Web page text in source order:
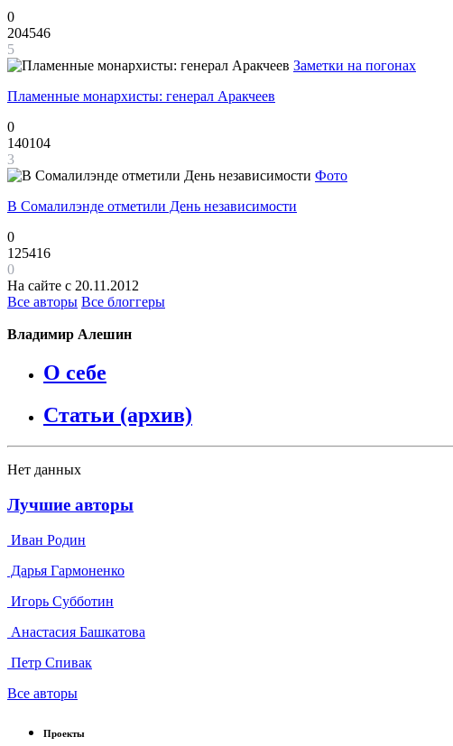
0
204546
5
Заметки на погонах
Пламенные монархисты: генерал Аракчеев
0
140104
3
Фото
В Сомалилэнде отметили День независимости
0
125416
0
На сайте с 20.11.2012
Все авторы Все блоггеры
Владимир Алешин
О себе
Статьи (архив)
Нет данных
Лучшие авторы
Иван Родин
Дарья Гармоненко
Игорь Субботин
Анастасия Башкатова
Петр Спивак
Все авторы
Проекты